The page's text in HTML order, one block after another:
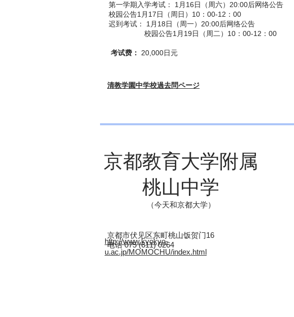
第一学期入学考试：
1月16日（周六）20:00后网络公告
校园公告1月17日（周日）10：00-12：00
迟到考试：
1月18日（周一）20:00后网络公告
校园公告1月19日（周二）10：00-12：00
考试费： 20,000日元
清教学園中学校過去問ページ
京都市伏见区东町桃山饭贺门16
电话 075 (611) 0264
京都教育大学附属
桃山中学
（今天和京都大学）
http://www.kyokyo-
u.ac.jp/MOMOCHU/index.html